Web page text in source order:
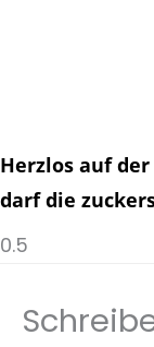
Herzlos auf
darf die